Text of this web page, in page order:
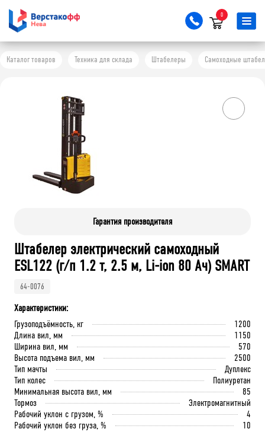
0
Каталог товаров Техника для склада Штабелеры Самоходные
Гарантия производителя
Штабелер электрический самоходный
ESL122 (г/п 1.2 т, 2.5 м, Li-ion 80 Ач) SMART
64-0076
Характеристики:
Грузоподъёмность, кг
1200
Длина вил, мм
1150
Ширина вил, мм
570
Высота подъема вил, мм
2500
Тип мачты
Дуплекс
Тип колес
Полиуретан
Минимальная высота вил, мм
85
Тормоз
Электромагнитный
Рабочий уклон с грузом, %
4
Рабочий уклон без груза, %
10